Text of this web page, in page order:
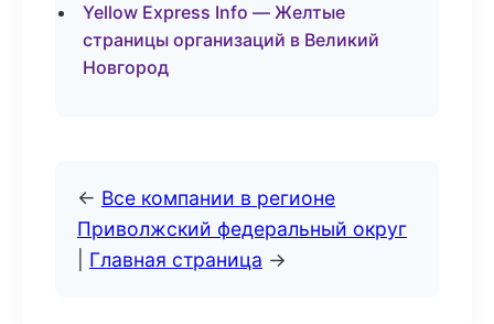
Yellow Express Info — Желтые
страницы организаций в Великий
Новгород
← Все компании в регионе
Приволжский федеральный округ
Главная страница →